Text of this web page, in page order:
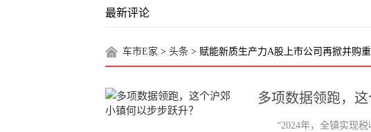
最新评论
车市E家 > 头条 > 赋能新质生产力A股上市公司再掀并购
多项数据领跑，这
“2024年，全镇实现